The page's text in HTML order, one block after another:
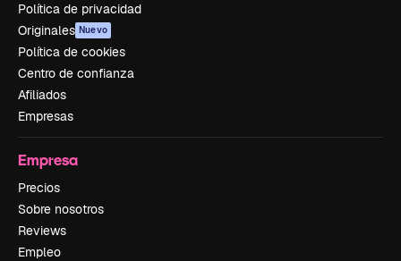
Política de privacidad
Originales Nuevo
Política de cookies
Centro de confianza
Afiliados
Empresas
Empresa
Precios
Sobre nosotros
Reviews
Empleo